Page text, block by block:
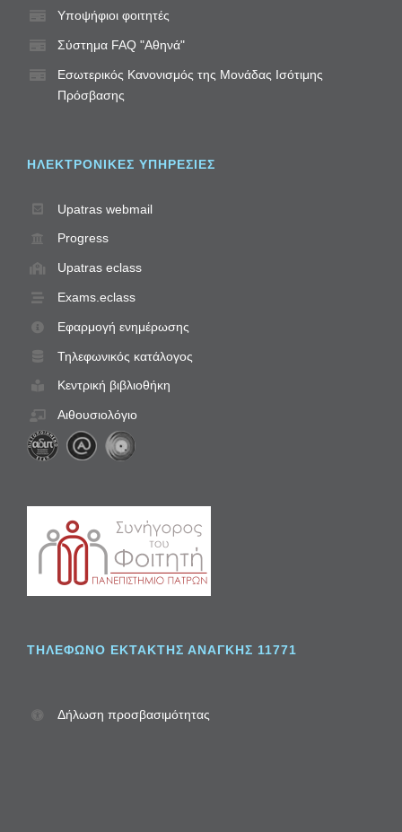
Υποψήφιοι φοιτητές
Σύστημα FAQ "Αθηνά"
Εσωτερικός Κανονισμός της Μονάδας Ισότιμης
Πρόσβασης
ΗΛΕΚΤΡΟΝΙΚΈΣ ΥΠΗΡΕΣΊΕΣ
Upatras webmail
Progress
Upatras eclass
Exams.eclass
Εφαρμογή ενημέρωσης
Τηλεφωνικός κατάλογος
Κεντρική βιβλιοθήκη
Αιθουσιολόγιο
ΤΗΛΈΦΩΝΟ ΈΚΤΑΚΤΗΣ ΑΝΆΓΚΗΣ 11771
Δήλωση προσβασιμότητας